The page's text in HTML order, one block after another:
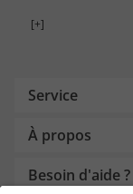
[+]
Service
À propos
Besoin d'aide ?